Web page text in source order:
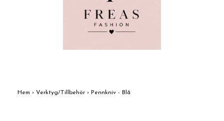
Hem › Verktyg/Tillbehör › Pennkniv - Blå